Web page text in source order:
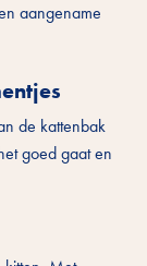
aangename
de kattenbak
goed gaat en